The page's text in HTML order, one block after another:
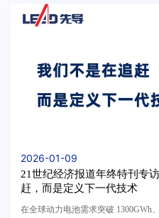
2026-01-09
21世纪经济报道年终特刊专
赶，而是定义下一代技术
在全球动力电池需求突破 1300GWh